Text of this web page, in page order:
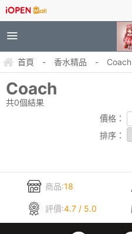
首頁 - 香水精品 - Coach
Coach
共0個結果
價格：
排序：
商品:18
評價:4.7 / 5.0